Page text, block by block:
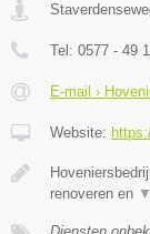
Tel: 0577 - 49
E-mail ›
Website:
renoveren en ▼